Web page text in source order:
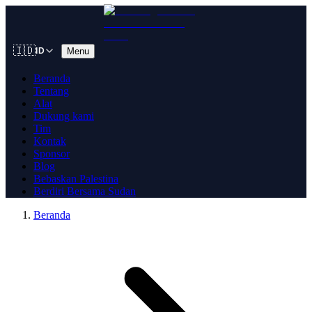
🇮🇩 ID Menu
Beranda
Tentang
Alat
Dukung kami
Tim
Kontak
Sponsor
Blog
Bebaskan Palestina
Berdiri Bersama Sudan
Beranda